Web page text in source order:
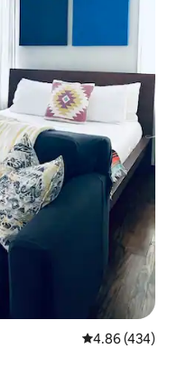
Calificación
4.86 (434)